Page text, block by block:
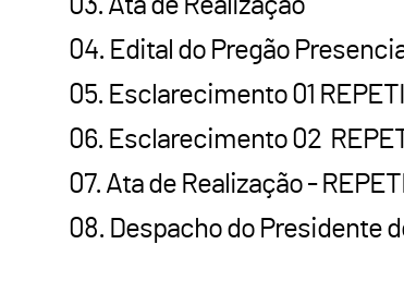
03. Ata de Realização
04. Edital do Pregão
05. Esclarecimento 01
06. Esclarecimento 02
07. Ata de Realização -
08. Despacho do Presidente